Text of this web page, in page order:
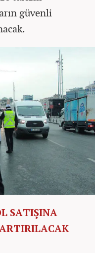
güvenli
SATIŞINA